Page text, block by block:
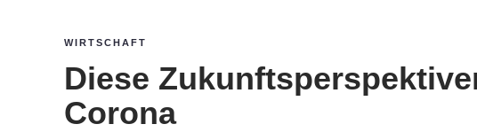
WIRTSCHAFT
Diese
Corona